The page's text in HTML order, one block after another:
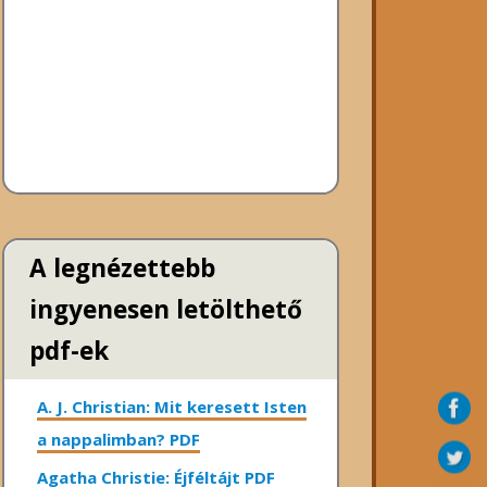
A legnézettebb
ingyenesen letölthető
pdf-ek
A. J. Christian: Mit keresett Isten
a nappalimban? PDF
Agatha Christie: Éjféltájt PDF